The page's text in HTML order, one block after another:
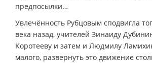
предпосылки…
Увлечённость Рубцовым сподвигла
века назад, учителей Зинаиду
Коротееву и затем и Людмилу
малого, развернуть это движение